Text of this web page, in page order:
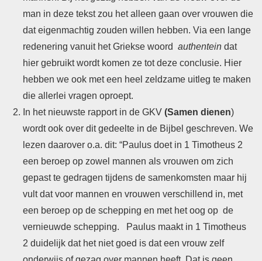
man in deze tekst zou het alleen gaan over vrouwen die
dat eigenmachtig zouden willen hebben. Via een lange
redenering vanuit het Griekse woord authentein dat
hier gebruikt wordt komen ze tot deze conclusie. Hier
hebben we ook met een heel zeldzame uitleg te maken
die allerlei vragen oproept.
In het nieuwste rapport in de GKV (Samen dienen)
wordt ook over dit gedeelte in de Bijbel geschreven. We
lezen daarover o.a. dit: “Paulus doet in 1 Timotheus 2
een beroep op zowel mannen als vrouwen om zich
gepast te gedragen tijdens de samenkomsten maar hij
vult dat voor mannen en vrouwen verschillend in, met
een beroep op de schepping en met het oog op de
vernieuwde schepping. Paulus maakt in 1 Timotheus
2 duidelijk dat het niet goed is dat een vrouw zelf